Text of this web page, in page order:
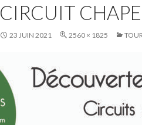
CIRCUIT
23 JUIN 2021 2560 × 1825